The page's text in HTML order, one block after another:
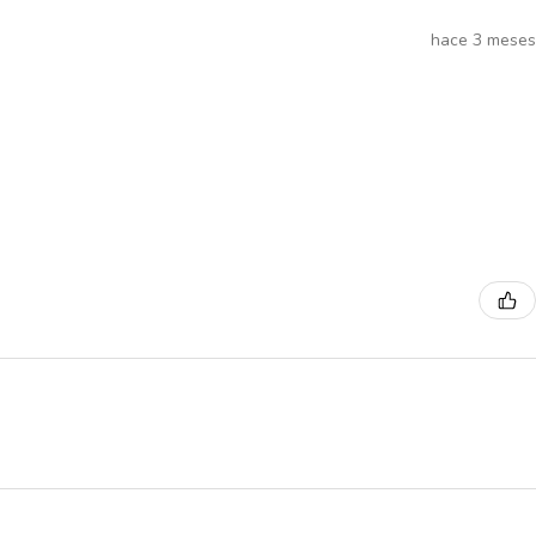
hace 3 meses